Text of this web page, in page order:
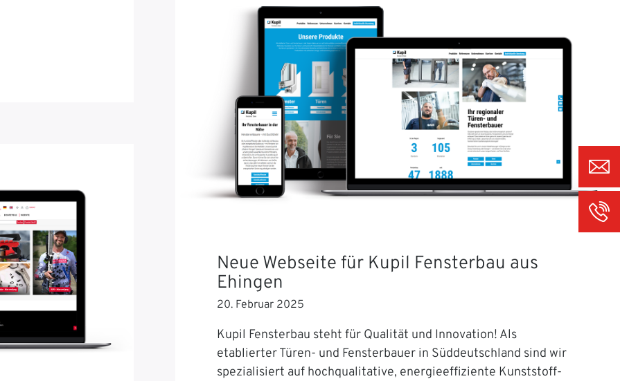
Neue Webseite für Kupil Fensterbau aus
Ehingen
20. Februar 2025
Kupil Fensterbau steht für Qualität und Innovation! Als
etablierter Türen- und Fensterbauer in Süddeutschland sind wir
spezialisiert auf hochqualitative, energieeffiziente Kunststoff-